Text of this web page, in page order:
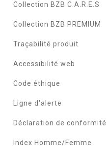
Collection BZB C.A.R.E.S
Collection BZB PREMIUM
Traçabilité produit
Accessibilité web
Code éthique
Ligne d'alerte
Déclaration de conformité
Index Homme/Femme